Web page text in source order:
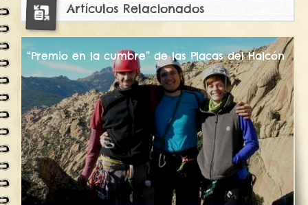
Artículos Relacionados
“Premio en la cumbre” de las Placas del Halcón